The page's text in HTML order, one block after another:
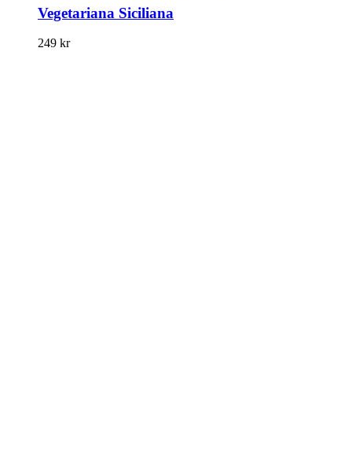
Vegetariana Siciliana
249 kr